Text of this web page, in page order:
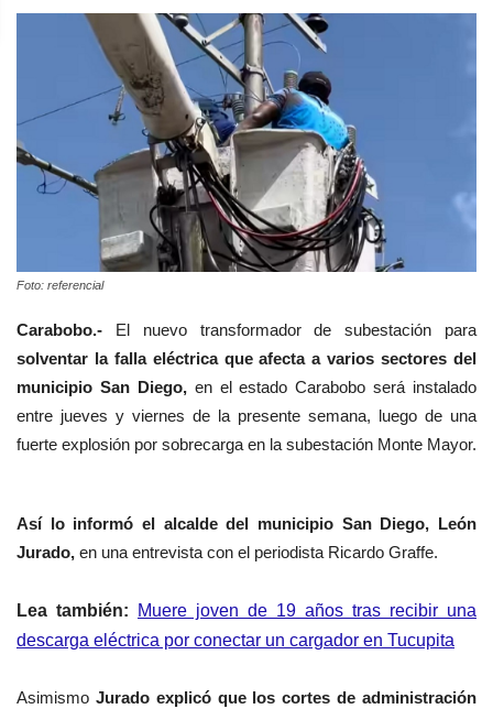
Foto: referencial
Carabobo.- El nuevo transformador de subestación para
solventar la falla eléctrica que afecta a varios sectores del
municipio San Diego,en el estado Carabobo será instalado
entre jueves y viernes de la presente semana,
luego de una
fuerte explosión por sobrecarga en la subestación Monte Mayor.
Así lo informó el alcaldedel municipio San Diego,
León
Jurado, en una entrevistacon el periodistaRicardo Graffe.
Lea también:
Muere joven de 19 años tras recibir una
descarga eléctrica por conectar un cargador en Tucupita
Asimismo Jurado explicó que los cortes de administración